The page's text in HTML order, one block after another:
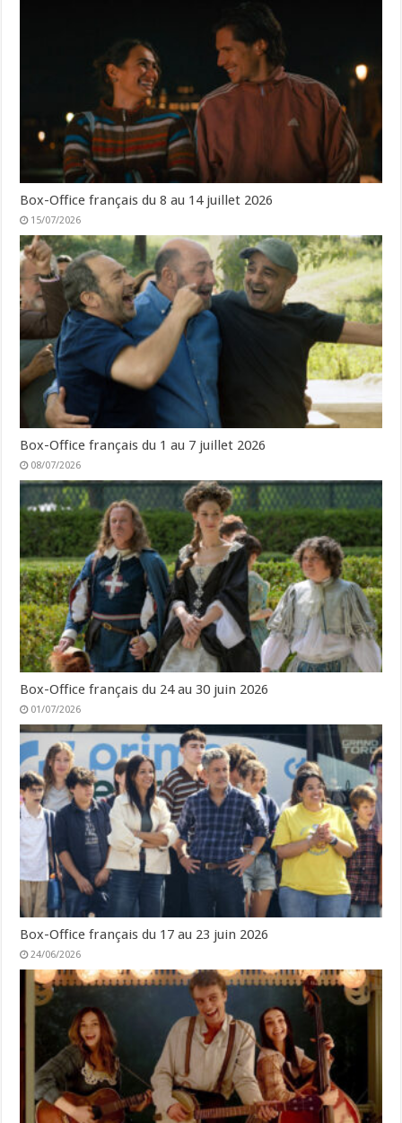
Box-Office français du 8 au 14 juillet 2026
15/07/2026
Box-Office français du 1 au 7 juillet 2026
08/07/2026
Box-Office français du 24 au 30 juin 2026
01/07/2026
Box-Office français du 17 au 23 juin 2026
24/06/2026